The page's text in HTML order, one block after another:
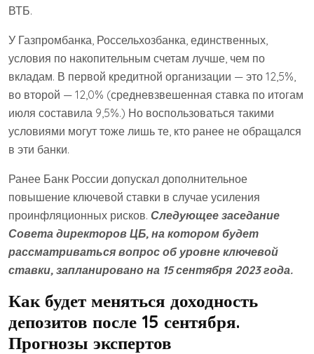
ВТБ.
У Газпромбанка, Россельхозбанка, единственных,
условия по накопительным счетам лучше, чем по
вкладам. В первой кредитной организации — это 12,5%,
во второй — 12,0% (средневзвешенная ставка по итогам
июля составила 9,5%.) Но воспользоваться такими
условиями могут тоже лишь те, кто ранее не обращался
в эти банки.
Ранее Банк России допускал дополнительное
повышение ключевой ставки в случае усиления
проинфляционных рисков. Следующее заседание
Совета директоров ЦБ, на котором будет
рассматриваться вопрос об уровне ключевой
ставки, запланировано на 15 сентября 2023 года.
Как будет меняться доходность
депозитов после 15 сентября.
Прогнозы экспертов